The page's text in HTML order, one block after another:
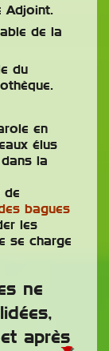
Adjoint.
de la
du
en
élus
la
de
bagues
les
se charge
ne
après